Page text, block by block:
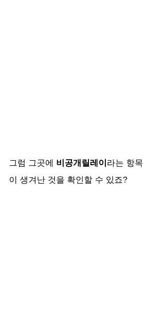
그럼 그곳에 비공개릴레이 라는 항목
이 생겨난 것을 확인할 수 있죠?